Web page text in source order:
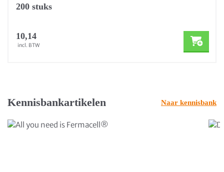
200 stuks
10,14
incl. BTW
Kennisbankartikelen Naar kennisbank